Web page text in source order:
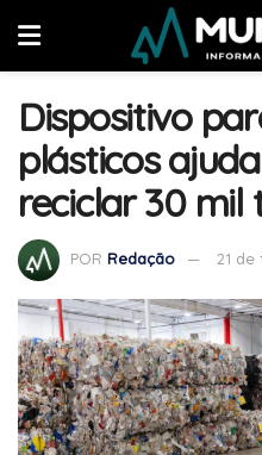
Dispositivo
plásticos
reciclar 30 mil
POR Redação 21 de